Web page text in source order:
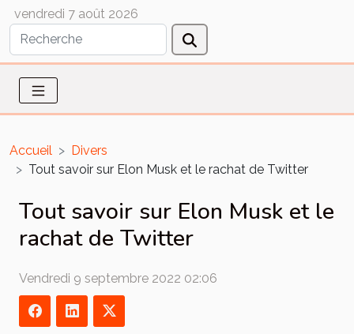
vendredi 7 août 2026
Accueil
Divers
Tout savoir sur Elon Musk et le rachat de Twitter
Tout savoir sur Elon Musk et le
rachat de Twitter
Vendredi 9 septembre 2022 02:06